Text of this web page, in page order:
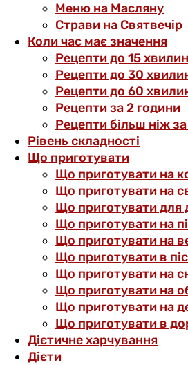
Меню на Масляну
Страви на Святвечір
Коли час має значення
Рецепти до 15 хвилин
Рецепти до 30
Рецепти до 60
Рецепти за 2 години
Рецепти більш ніж
Рівень складності
Що приготувати
Що приготувати на
Що приготувати на
Що приготувати для
Що приготувати на
Що приготувати на
Що приготувати в
Що приготувати на
Що приготувати на
Що приготувати на
Що приготувати в
Дієтичне харчування
Дієти